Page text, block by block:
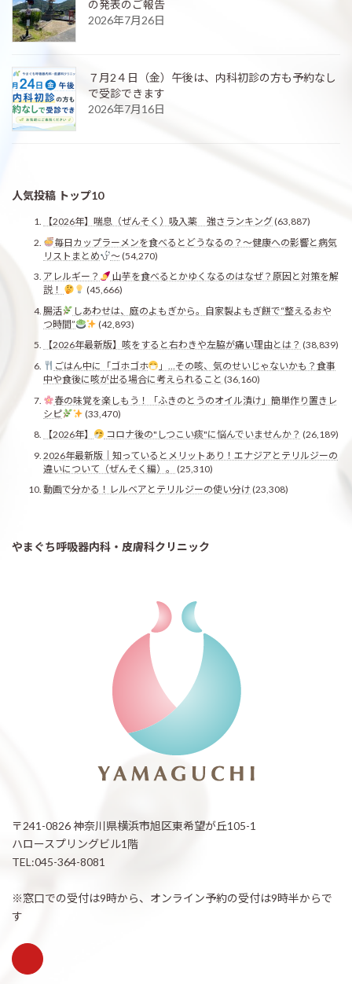
の発表のご報告
2026年7月26日
７月2４日（金）午後は、内科初診の方も予約なし
で受診できます
2026年7月16日
人気投稿 トップ10
【2026年】喘息（ぜんそく）吸入薬 強さランキング(63,887)
毎日カップラーメンを食べるとどうなるの？〜健康への影響と病気
リストまとめ
〜(54,270)
アレルギー？
山芋を食べるとかゆくなるのはなぜ？原因と対策を解
説！
(45,666)
腸活
しあわせは、庭のよもぎから。自家製よもぎ餅で“整えるおや
つ時間”
(42,893)
【2026年最新版】咳をすると右わきや左脇が痛い理由とは？ (38,839)
ごはん中に「ゴホゴホ
」…その咳、気のせいじゃないかも？食事
中や食後に咳が出る場合に考えられること (36,160)
春の味覚を楽しもう！「ふきのとうのオイル漬け」簡単作り置きレ
シピ
(33,470)
【2026年】
コロナ後の"しつこい痰"に悩んでいませんか？ (26,189)
2026年最新版｜知っているとメリットあり！エナジアとテリルジーの
違いについて（ぜんそく編）。
(25,310)
動画で分かる！レルベアとテリルジーの使い分け (23,308)
やまぐち呼吸器内科・皮膚科クリニック
〒241-0826 神奈川県横浜市旭区東希望が丘105-1
ハロースプリングビル1階
TEL:045-364-8081
※窓口での受付は9時から、オンライン予約の受付は9時半からで
す